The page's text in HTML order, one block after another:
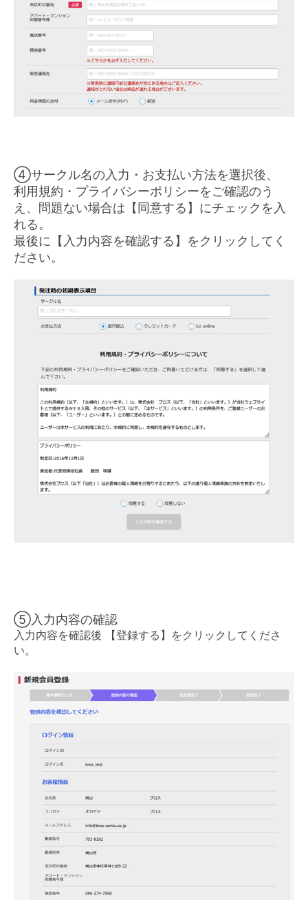
④サークル名の入力・お支払い方法を選択後、
利用規約・プライバシーポリシーをご確認のう
え、問題ない場合は【同意する】にチェックを入
れる。
最後に【入力内容を確認する】をクリックしてく
ださい。
⑤入力内容の確認
入力内容を確認後 【登録する】をクリックしてくださ
い。